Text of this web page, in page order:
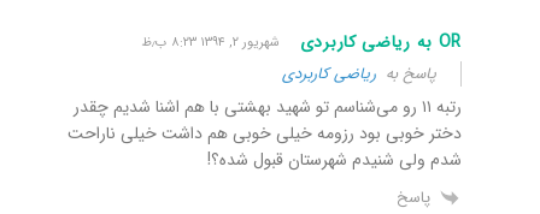
OR به ریاضی کاربردی شهریور ۲, ۱۳۹۴ ۸:۲۳ ب٫ظ
پاسخ به ریاضی کاربردی
رتبه ۱۱ رو می‌شناسم تو شهید بهشتی با هم اشنا شدیم چقدر
دختر خوبی بود رزومه خیلی خوبی هم داشت خیلی ناراحت
شدم ولی شنیدم شهرستان قبول شده؟!
پاسخ